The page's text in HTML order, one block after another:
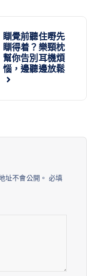
瞓覺前聽住嘢先
瞓得着？樂頸枕
幫你告別耳機煩
惱，邊聽邊放鬆
址不會公開。 必填